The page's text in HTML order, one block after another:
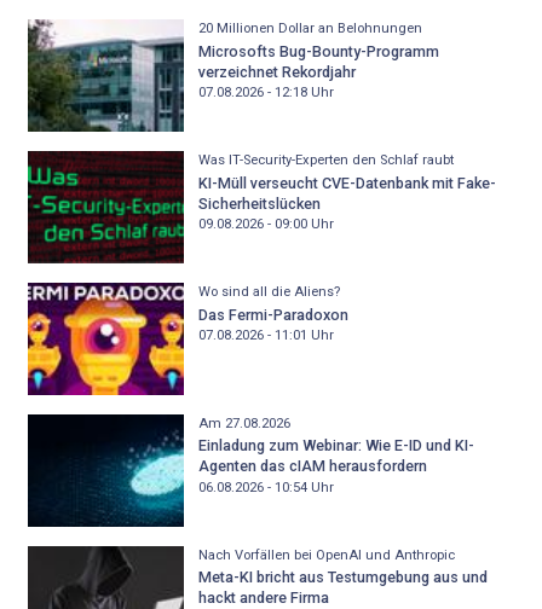
20 Millionen Dollar an Belohnungen
Microsofts Bug-Bounty-Programm
verzeichnet Rekordjahr
07.08.2026 - 12:18Uhr
Was IT-Security-Experten den Schlaf raubt
KI-Müll verseucht CVE-Datenbank mit Fake-
Sicherheitslücken
09.08.2026 - 09:00Uhr
Wo sind all die Aliens?
Das Fermi-Paradoxon
07.08.2026 - 11:01 Uhr
Am 27.08.2026
Einladung zum Webinar: Wie E-ID und KI-
Agenten das cIAM herausfordern
06.08.2026 - 10:54Uhr
Nach Vorfällen bei OpenAI und Anthropic
Meta-KI bricht aus Testumgebung aus und
hackt andere Firma